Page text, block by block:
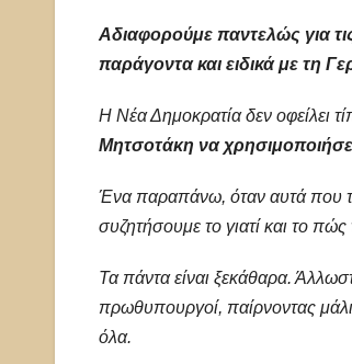
Αδιαφορούμε παντελώς για
παράγοντα και ειδικά με τη
Η Νέα Δημοκρατία δεν οφείλει
Μητσοτάκη να
Ένα παραπάνω, όταν αυτά που
συζητήσουμε το γιατί και το
Τα πάντα είναι ξεκάθαρα.
πρωθυπουργοί, παίρνοντας
όλα.